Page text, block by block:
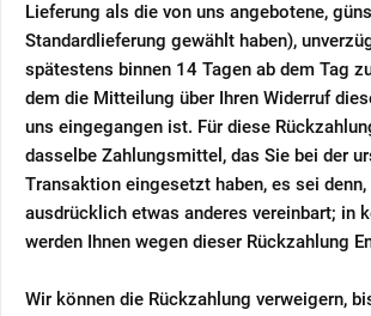
Lieferung als die von uns angebotene,
Standardlieferung gewählt haben),
spätestens binnen 14 Tagen ab dem Tag
dem die Mitteilung über Ihren Widerruf
uns eingegangen ist. Für diese
dasselbe Zahlungsmittel, das Sie bei der
Transaktion eingesetzt haben, es sei
ausdrücklich etwas anderes vereinbart; in
werden Ihnen wegen dieser Rückzahlung
Wir können die Rückzahlung verweigern,